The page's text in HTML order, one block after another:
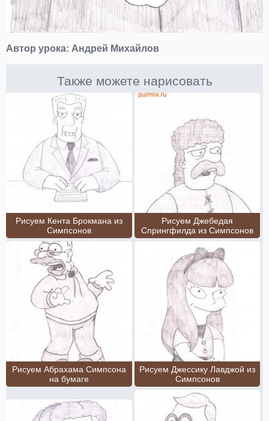
Автор урока: Андрей Михайлов
Также можете нарисовать
Рисуем Кента Брокмана из
Симпсонов
Рисуем Джебедая
Спрингфилда из Симпсонов
Рисуем Абрахама Симпсона
на бумаге
Рисуем Джессику Лавджой из
Симпсонов